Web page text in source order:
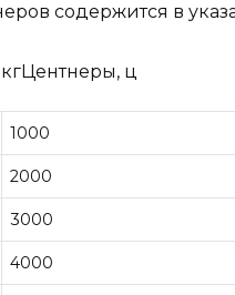
содержится в
ц
1000
2000
3000
4000